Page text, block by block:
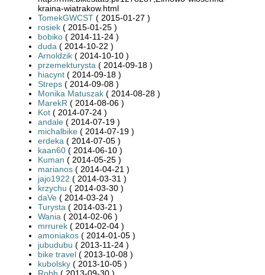
kraina-wiatrakow.html
TomekGWCST ( 2015-01-27 )
rosiek ( 2015-01-25 )
bobiko ( 2014-11-24 )
duda ( 2014-10-22 )
Arnoldzik ( 2014-10-10 )
przemekturysta ( 2014-09-18 )
hiacynt ( 2014-09-18 )
Streps ( 2014-09-08 )
Monika Matuszak ( 2014-08-28 )
MarekR ( 2014-08-06 )
Kot ( 2014-07-24 )
andale ( 2014-07-19 )
michalbike ( 2014-07-19 )
erdeka ( 2014-07-05 )
kaan60 ( 2014-06-10 )
Kuman ( 2014-05-25 )
marianos ( 2014-04-21 )
jajo1922 ( 2014-03-31 )
krzychu ( 2014-03-30 )
daVe ( 2014-03-24 )
Turysta ( 2014-03-21 )
Wania ( 2014-02-06 )
mrrurek ( 2014-02-04 )
amoniakos ( 2014-01-05 )
jubudubu ( 2013-11-24 )
bike travel ( 2013-10-08 )
kubolsky ( 2013-10-05 )
Robb ( 2013-09-30 )